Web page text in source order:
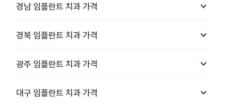
경남 임플란트 치과 가격 keyboard_arrow_down
경북 임플란트 치과 가격 keyboard_arrow_down
광주 임플란트 치과 가격 keyboard_arrow_down
대구 임플란트 치과 가격 keyboard_arrow_down